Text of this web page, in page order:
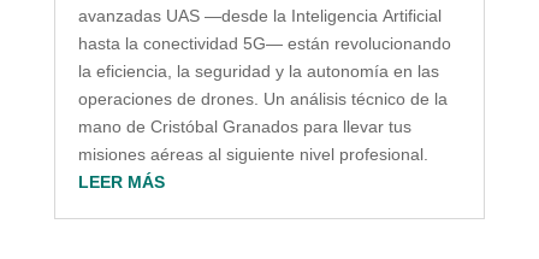
avanzadas UAS —desde la Inteligencia Artificial
hasta la conectividad 5G— están revolucionando
la eficiencia, la seguridad y la autonomía en las
operaciones de drones. Un análisis técnico de la
mano de Cristóbal Granados para llevar tus
misiones aéreas al siguiente nivel profesional.
LEER MÁS